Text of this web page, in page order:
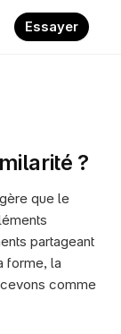
?
que le
partageant
forme, la
comme
Essayer